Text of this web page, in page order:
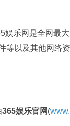
娱乐网是全网最
等以及其他网络
365娱乐官网 (